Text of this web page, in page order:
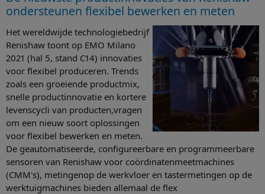
ondersteunen flexibel bewerken en meten
Het wereldwijde technologiebedrijf
Renishaw toont op EMO Milano
2021 (hal 5, stand C14) innovaties
voor flexibel produceren. Trends
zoals een groeiende productmix,
snelle productinnovatie en kortere
levenscycli van producten,vragen
om een nieuw soort oplossingen
voor flexibel bewerken en meten.
De geautomatiseerde, configureerbare en programmeerbare
sensoren van Renishaw voor coördinatenmeetmachines
(CMM's), metingenop de werkvloer en tastermetingen op de
werktuigmachines bieden allemaal de flex